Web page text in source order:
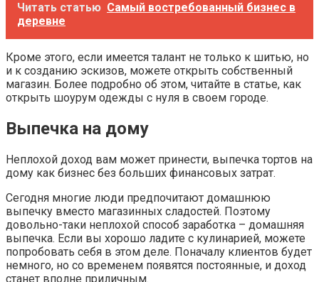
Читать статью Самый востребованный бизнес в
деревне
Кроме этого, если имеется талант не только к шитью, но
и к созданию эскизов, можете открыть собственный
магазин. Более подробно об этом, читайте в статье, как
открыть шоурум одежды с нуля в своем городе.
Выпечка на дому
Неплохой доход вам может принести, выпечка тортов на
дому как бизнес без больших финансовых затрат.
Сегодня многие люди предпочитают домашнюю
выпечку вместо магазинных сладостей. Поэтому
довольно-таки неплохой способ заработка – домашняя
выпечка. Если вы хорошо ладите с кулинарией, можете
попробовать себя в этом деле. Поначалу клиентов будет
немного, но со временем появятся постоянные, и доход
станет вполне приличным.